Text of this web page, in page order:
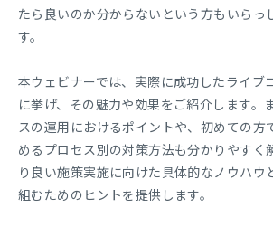
たら良いのか分からないという方もいらっ
す。
本ウェビナーでは、実際に成功したライブ
に挙げ、その魅力や効果をご紹介します。
スの運用におけるポイントや、初めての方
めるプロセス別の対策方法も分かりやすく
り良い施策実施に向けた具体的なノウハウ
組むためのヒントを提供します。